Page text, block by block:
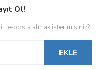
Ol!
e-posta almak ister misiniz?
EKLE